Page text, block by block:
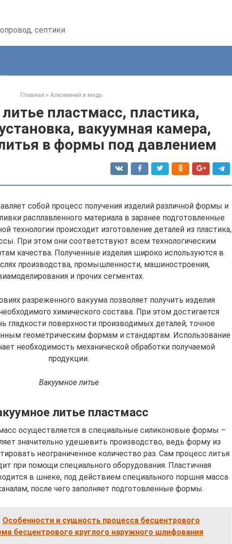
септики
Главная » Алюминий и медь
пластмасс, пластика,
вакуумная камера,
в формы под давлением
собой процесс получения изделий различной формы и
расплавленного материала в заранее подготовленные
технологии происходит изготовление деталей из пластика,
При этом они соответствуют всем технологическим
качества. Полученные изделия широко используются в
производства, промышленности, машиностроения,
и прочих сегментах.
разреженного вакуума позволяет получить изделия
химического состава. При этом достигается
гладкости поверхности производимых деталей, точное
геометрическим формам и стандартам. Использование
необходимость механической обработки получаемой
продукции.
Вакуумное литье
литье пластмасс
осуществляется в специальные силиконовые формы –
значительно удешевить производство, ведь форму из
неограниченное количество раз. Сам процесс литья
при помощи специального оборудования. Пластичная
в шнеке, под действием специального поршня масса
после чего заполняет подготовленные формы.
Особенности и сущность процесса бесцентрового
бесцентрового круглого наружного шлифования